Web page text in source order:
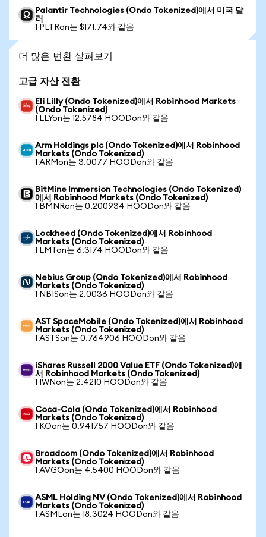
Palantir Technologies (Ondo Tokenized)에서 미국 달
러
1 PLTRon는 $171.74와 같음
더 많은 변환 살펴보기
고급 자산 전환
Eli Lilly (Ondo Tokenized)에서 Robinhood Markets
(Ondo Tokenized)
1 LLYon는 12.5784 HOODon와 같음
Arm Holdings plc (Ondo Tokenized)에서 Robinhood
Markets (Ondo Tokenized)
1 ARMon는 3.0077 HOODon와 같음
BitMine Immersion Technologies (Ondo Tokenized)
에서 Robinhood Markets (Ondo Tokenized)
1 BMNRon는 0.200934 HOODon와 같음
Lockheed (Ondo Tokenized)에서 Robinhood
Markets (Ondo Tokenized)
1 LMTon는 6.3174 HOODon와 같음
Nebius Group (Ondo Tokenized)에서 Robinhood
Markets (Ondo Tokenized)
1 NBISon는 2.0036 HOODon와 같음
AST SpaceMobile (Ondo Tokenized)에서 Robinhood
Markets (Ondo Tokenized)
1 ASTSon는 0.764906 HOODon와 같음
iShares Russell 2000 Value ETF (Ondo Tokenized)에
서 Robinhood Markets (Ondo Tokenized)
1 IWNon는 2.4210 HOODon와 같음
Coca-Cola (Ondo Tokenized)에서 Robinhood
Markets (Ondo Tokenized)
1 KOon는 0.941757 HOODon와 같음
Broadcom (Ondo Tokenized)에서 Robinhood
Markets (Ondo Tokenized)
1 AVGOon는 4.5400 HOODon와 같음
ASML Holding NV (Ondo Tokenized)에서 Robinhood
Markets (Ondo Tokenized)
1 ASMLon는 18.3024 HOODon와 같음